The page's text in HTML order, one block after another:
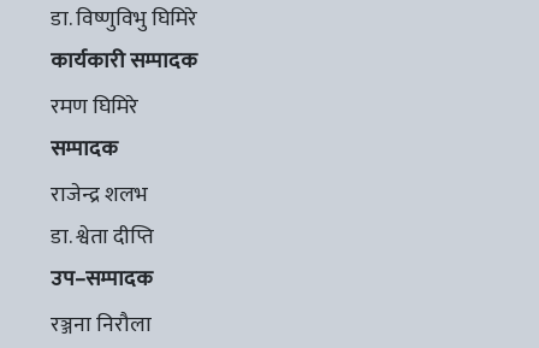
डा. विष्णुविभु घिमिरे
कार्यकारी सम्पादक
रमण घिमिरे
सम्पादक
राजेन्द्र शलभ
डा. श्वेता दीप्ति
उप–सम्पादक
रञ्जना निरौला